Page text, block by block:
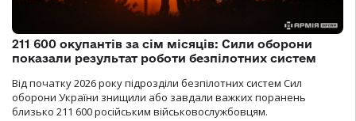
211 600 окупантів за сім місяців: Сили оборони
показали результат роботи безпілотних систем
Від початку 2026 року підрозділи безпілотних систем Сил
оборони України знищили або завдали важких поранень
близько 211 600 російським військовослужбовцям.